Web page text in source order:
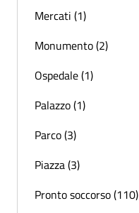
Mercati (1)
Monumento (2)
Ospedale (1)
Palazzo (1)
Parco (3)
Piazza (3)
Pronto soccorso (110)